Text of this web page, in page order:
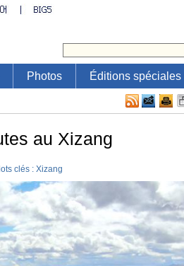
Photos Éditions spéciales
au Xizang
clés : Xizang